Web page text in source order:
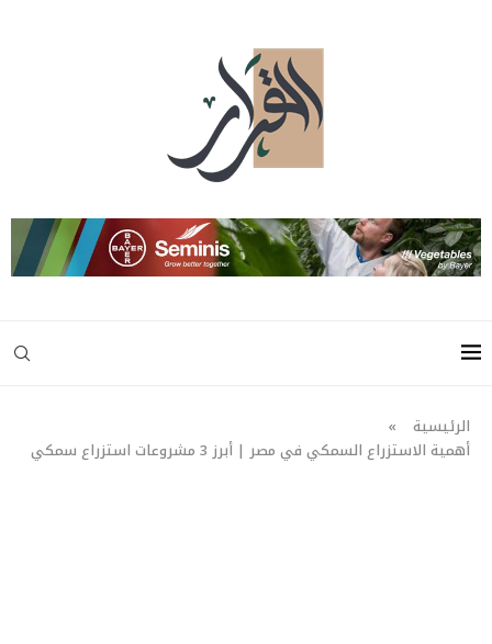
الرئيسية
»
أهمية الاستزراع السمكي في مصر | أبرز 3 مشروعات استزراع سمكي